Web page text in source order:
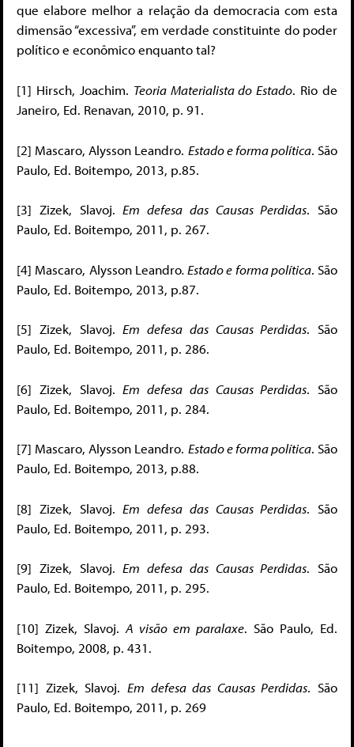
que elabore melhor a relação da democracia com esta
dimensão “excessiva”, em verdade constituinte do poder
político e econômico enquanto tal?
[1] Hirsch, Joachim. Teoria Materialista do Estado. Rio de
Janeiro, Ed. Renavan, 2010, p. 91.
[2] Mascaro, Alysson Leandro. Estado e forma política. São
Paulo, Ed. Boitempo, 2013, p.85.
[3] Zizek, Slavoj.Em defesa das Causas Perdidas. São
Paulo, Ed. Boitempo, 2011, p. 267.
[4] Mascaro, Alysson Leandro. Estado e forma política. São
Paulo, Ed. Boitempo, 2013, p.87.
[5] Zizek, Slavoj.Em defesa das Causas Perdidas. São
Paulo, Ed. Boitempo, 2011, p. 286.
[6] Zizek, Slavoj.Em defesa das Causas Perdidas. São
Paulo, Ed. Boitempo, 2011, p. 284.
[7] Mascaro, Alysson Leandro. Estado e forma política. São
Paulo, Ed. Boitempo, 2013, p.88.
[8] Zizek, Slavoj.Em defesa das Causas Perdidas. São
Paulo, Ed. Boitempo, 2011, p. 293.
[9] Zizek, Slavoj.Em defesa das Causas Perdidas. São
Paulo, Ed. Boitempo, 2011, p. 295.
[10] Zizek, Slavoj. A visão em paralaxe. São Paulo, Ed.
Boitempo, 2008, p. 431.
[11] Zizek, Slavoj. Em defesa das Causas Perdidas. São
Paulo, Ed. Boitempo, 2011, p. 269